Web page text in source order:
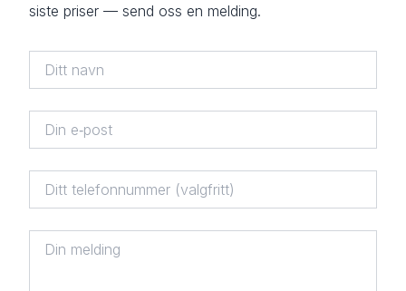
siste priser — send oss en melding.